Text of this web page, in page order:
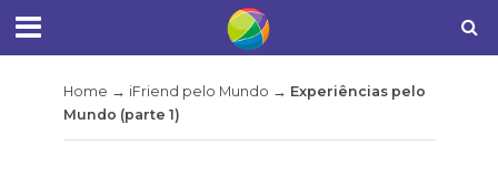
Home → iFriend pelo Mundo → Experiências pelo
Mundo (parte 1)